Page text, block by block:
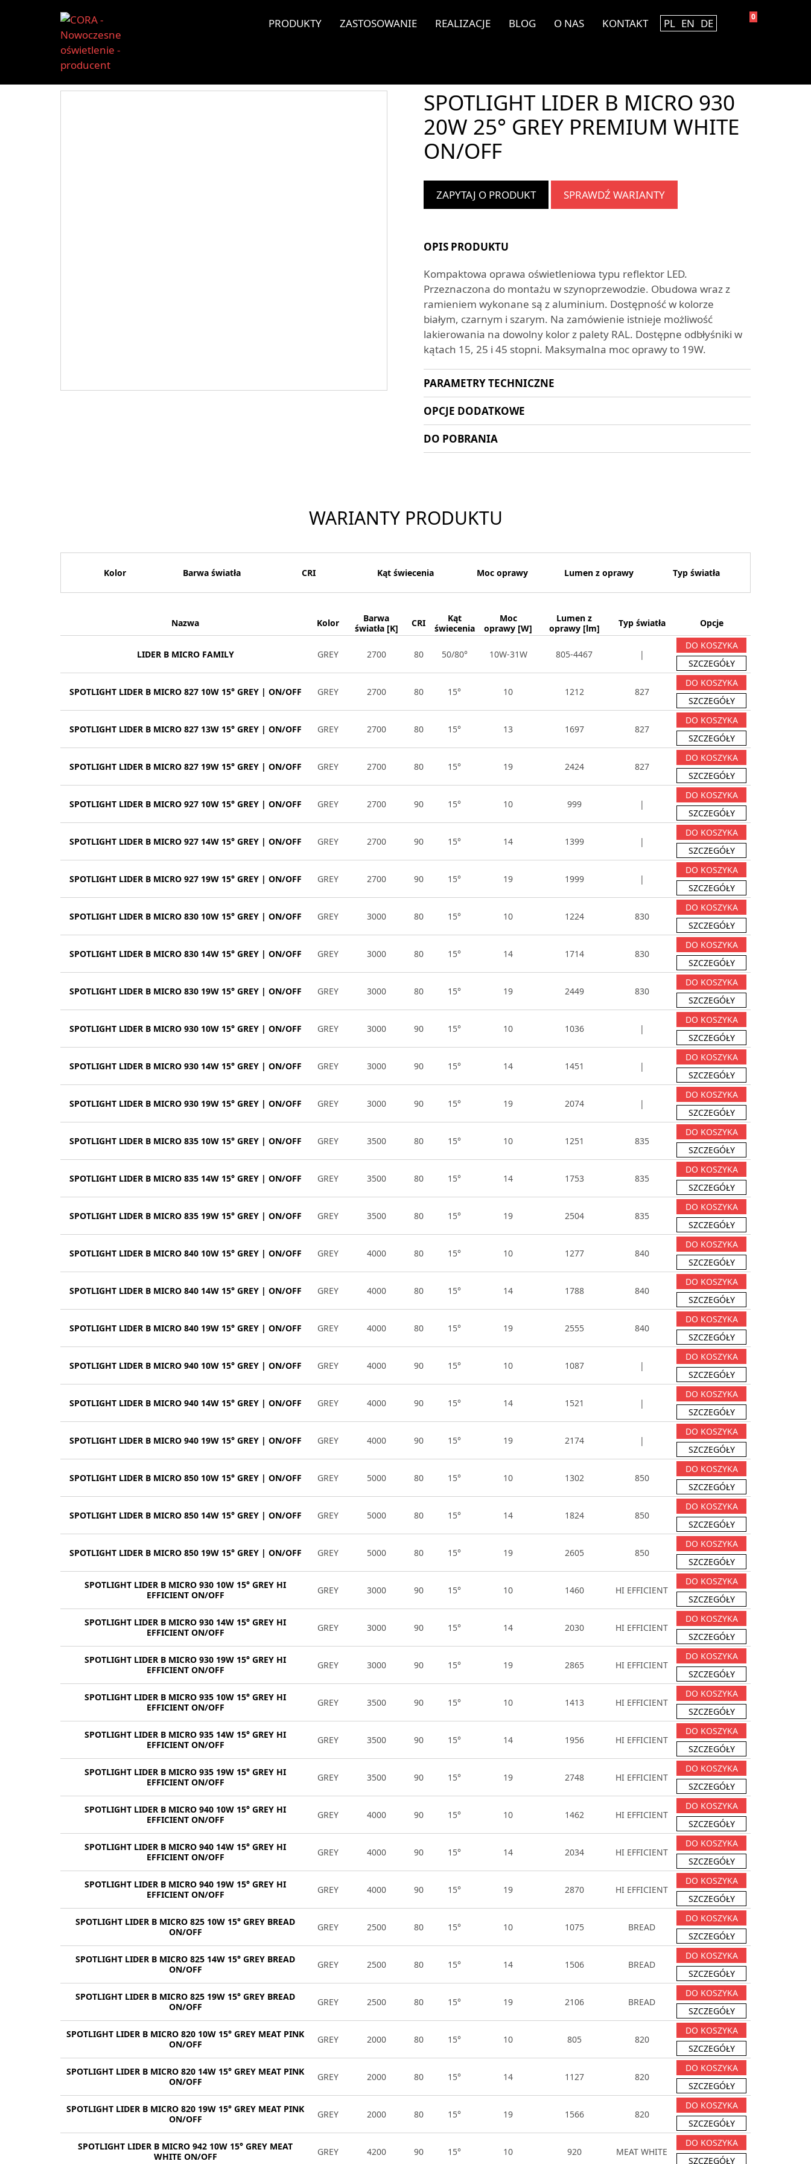
0
PRODUKTY ZASTOSOWANIE REALIZACJE BLOG O NAS KONTAKT PL EN DE
SPOTLIGHT LIDER B MICRO 930
20W 25° GREY PREMIUM WHITE
ON/OFF
ZAPYTAJ O PRODUKT SPRAWDŹ WARIANTY
OPIS PRODUKTU
Kompaktowa oprawa oświetleniowa typu reflektor LED.
Przeznaczona do montażu w szynoprzewodzie. Obudowa wraz z
ramieniem wykonane są z aluminium. Dostępność w kolorze
białym, czarnym i szarym. Na zamówienie istnieje możliwość
lakierowania na dowolny kolor z palety RAL. Dostępne odbłyśniki w
kątach 15, 25 i 45 stopni. Maksymalna moc oprawy to 19W.
PARAMETRY TECHNICZNE
OPCJE DODATKOWE
DO POBRANIA
WARIANTY PRODUKTU
Kolor Barwa światła CRI Kąt świecenia Moc oprawy Lumen z oprawy Typ światła
Nazwa Kolor
Barwa
światła [K]
CRI
Kąt
świecenia
Moc
oprawy [W]
Lumen z
oprawy [lm]
Typ światła Opcje
LIDER B MICRO FAMILY GREY 2700 80 50/80° 10W-31W 805-4467 |
DO KOSZYKA
SZCZEGÓŁY
SPOTLIGHT LIDER B MICRO 827 10W 15° GREY | ON/OFF GREY 2700 80 15° 10 1212 827
DO KOSZYKA
SZCZEGÓŁY
SPOTLIGHT LIDER B MICRO 827 13W 15° GREY | ON/OFF GREY 2700 80 15° 13 1697 827
DO KOSZYKA
SZCZEGÓŁY
SPOTLIGHT LIDER B MICRO 827 19W 15° GREY | ON/OFF GREY 2700 80 15° 19 2424 827
DO KOSZYKA
SZCZEGÓŁY
SPOTLIGHT LIDER B MICRO 927 10W 15° GREY | ON/OFF GREY 2700 90 15° 10 999 |
DO KOSZYKA
SZCZEGÓŁY
SPOTLIGHT LIDER B MICRO 927 14W 15° GREY | ON/OFF GREY 2700 90 15° 14 1399 |
DO KOSZYKA
SZCZEGÓŁY
SPOTLIGHT LIDER B MICRO 927 19W 15° GREY | ON/OFF GREY 2700 90 15° 19 1999 |
DO KOSZYKA
SZCZEGÓŁY
SPOTLIGHT LIDER B MICRO 830 10W 15° GREY | ON/OFF GREY 3000 80 15° 10 1224 830
DO KOSZYKA
SZCZEGÓŁY
SPOTLIGHT LIDER B MICRO 830 14W 15° GREY | ON/OFF GREY 3000 80 15° 14 1714 830
DO KOSZYKA
SZCZEGÓŁY
SPOTLIGHT LIDER B MICRO 830 19W 15° GREY | ON/OFF GREY 3000 80 15° 19 2449 830
DO KOSZYKA
SZCZEGÓŁY
SPOTLIGHT LIDER B MICRO 930 10W 15° GREY | ON/OFF GREY 3000 90 15° 10 1036 |
DO KOSZYKA
SZCZEGÓŁY
SPOTLIGHT LIDER B MICRO 930 14W 15° GREY | ON/OFF GREY 3000 90 15° 14 1451 |
DO KOSZYKA
SZCZEGÓŁY
SPOTLIGHT LIDER B MICRO 930 19W 15° GREY | ON/OFF GREY 3000 90 15° 19 2074 |
DO KOSZYKA
SZCZEGÓŁY
SPOTLIGHT LIDER B MICRO 835 10W 15° GREY | ON/OFF GREY 3500 80 15° 10 1251 835
DO KOSZYKA
SZCZEGÓŁY
SPOTLIGHT LIDER B MICRO 835 14W 15° GREY | ON/OFF GREY 3500 80 15° 14 1753 835
DO KOSZYKA
SZCZEGÓŁY
SPOTLIGHT LIDER B MICRO 835 19W 15° GREY | ON/OFF GREY 3500 80 15° 19 2504 835
DO KOSZYKA
SZCZEGÓŁY
SPOTLIGHT LIDER B MICRO 840 10W 15° GREY | ON/OFF GREY 4000 80 15° 10 1277 840
DO KOSZYKA
SZCZEGÓŁY
SPOTLIGHT LIDER B MICRO 840 14W 15° GREY | ON/OFF GREY 4000 80 15° 14 1788 840
DO KOSZYKA
SZCZEGÓŁY
SPOTLIGHT LIDER B MICRO 840 19W 15° GREY | ON/OFF GREY 4000 80 15° 19 2555 840
DO KOSZYKA
SZCZEGÓŁY
SPOTLIGHT LIDER B MICRO 940 10W 15° GREY | ON/OFF GREY 4000 90 15° 10 1087 |
DO KOSZYKA
SZCZEGÓŁY
SPOTLIGHT LIDER B MICRO 940 14W 15° GREY | ON/OFF GREY 4000 90 15° 14 1521 |
DO KOSZYKA
SZCZEGÓŁY
SPOTLIGHT LIDER B MICRO 940 19W 15° GREY | ON/OFF GREY 4000 90 15° 19 2174 |
DO KOSZYKA
SZCZEGÓŁY
SPOTLIGHT LIDER B MICRO 850 10W 15° GREY | ON/OFF GREY 5000 80 15° 10 1302 850
DO KOSZYKA
SZCZEGÓŁY
SPOTLIGHT LIDER B MICRO 850 14W 15° GREY | ON/OFF GREY 5000 80 15° 14 1824 850
DO KOSZYKA
SZCZEGÓŁY
SPOTLIGHT LIDER B MICRO 850 19W 15° GREY | ON/OFF GREY 5000 80 15° 19 2605 850
DO KOSZYKA
SZCZEGÓŁY
SPOTLIGHT LIDER B MICRO 930 10W 15° GREY HI
EFFICIENT ON/OFF
GREY 3000 90 15° 10 1460 HI EFFICIENT
DO KOSZYKA
SZCZEGÓŁY
SPOTLIGHT LIDER B MICRO 930 14W 15° GREY HI
EFFICIENT ON/OFF
GREY 3000 90 15° 14 2030 HI EFFICIENT
DO KOSZYKA
SZCZEGÓŁY
SPOTLIGHT LIDER B MICRO 930 19W 15° GREY HI
EFFICIENT ON/OFF
GREY 3000 90 15° 19 2865 HI EFFICIENT
DO KOSZYKA
SZCZEGÓŁY
SPOTLIGHT LIDER B MICRO 935 10W 15° GREY HI
EFFICIENT ON/OFF
GREY 3500 90 15° 10 1413 HI EFFICIENT
DO KOSZYKA
SZCZEGÓŁY
SPOTLIGHT LIDER B MICRO 935 14W 15° GREY HI
EFFICIENT ON/OFF
GREY 3500 90 15° 14 1956 HI EFFICIENT
DO KOSZYKA
SZCZEGÓŁY
SPOTLIGHT LIDER B MICRO 935 19W 15° GREY HI
EFFICIENT ON/OFF
GREY 3500 90 15° 19 2748 HI EFFICIENT
DO KOSZYKA
SZCZEGÓŁY
SPOTLIGHT LIDER B MICRO 940 10W 15° GREY HI
EFFICIENT ON/OFF
GREY 4000 90 15° 10 1462 HI EFFICIENT
DO KOSZYKA
SZCZEGÓŁY
SPOTLIGHT LIDER B MICRO 940 14W 15° GREY HI
EFFICIENT ON/OFF
GREY 4000 90 15° 14 2034 HI EFFICIENT
DO KOSZYKA
SZCZEGÓŁY
SPOTLIGHT LIDER B MICRO 940 19W 15° GREY HI
EFFICIENT ON/OFF
GREY 4000 90 15° 19 2870 HI EFFICIENT
DO KOSZYKA
SZCZEGÓŁY
SPOTLIGHT LIDER B MICRO 825 10W 15° GREY BREAD
ON/OFF
GREY 2500 80 15° 10 1075 BREAD
DO KOSZYKA
SZCZEGÓŁY
SPOTLIGHT LIDER B MICRO 825 14W 15° GREY BREAD
ON/OFF
GREY 2500 80 15° 14 1506 BREAD
DO KOSZYKA
SZCZEGÓŁY
SPOTLIGHT LIDER B MICRO 825 19W 15° GREY BREAD
ON/OFF
GREY 2500 80 15° 19 2106 BREAD
DO KOSZYKA
SZCZEGÓŁY
SPOTLIGHT LIDER B MICRO 820 10W 15° GREY MEAT PINK
ON/OFF
GREY 2000 80 15° 10 805 820
DO KOSZYKA
SZCZEGÓŁY
SPOTLIGHT LIDER B MICRO 820 14W 15° GREY MEAT PINK
ON/OFF
GREY 2000 80 15° 14 1127 820
DO KOSZYKA
SZCZEGÓŁY
SPOTLIGHT LIDER B MICRO 820 19W 15° GREY MEAT PINK
ON/OFF
GREY 2000 80 15° 19 1566 820
DO KOSZYKA
SZCZEGÓŁY
SPOTLIGHT LIDER B MICRO 942 10W 15° GREY MEAT
WHITE ON/OFF
GREY 4200 90 15° 10 920 MEAT WHITE
DO KOSZYKA
SZCZEGÓŁY